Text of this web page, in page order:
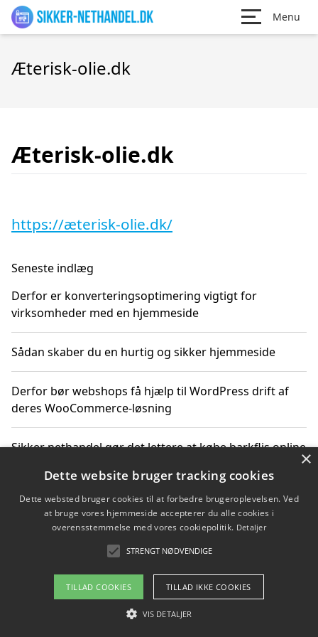
Menu
Æterisk-olie.dk
Æterisk-olie.dk
https://æterisk-olie.dk/
Seneste indlæg
Derfor er konverteringsoptimering vigtigt for
virksomheder med en hjemmeside
Sådan skaber du en hurtig og sikker hjemmeside
Derfor bør webshops få hjælp til WordPress drift af
deres WooCommerce-løsning
Sikker nethandel gør det lettere at købe barkflis online
Ting du bør vide før du vælger webbureau i Aarhus
Copyright 2026 - Pilanto Aps
Om / kontakt
Blog Betingelser
×
Dette website bruger tracking cookies
Dette websted bruger cookies til at forbedre brugeroplevelsen. Ved
at bruge vores hjemmeside accepterer du alle cookies i
overensstemmelse med vores cookiepolitik. Detaljer
STRENGT NØDVENDIGE
TILLAD COOKIES TILLAD IKKE COOKIES
VIS DETALJER